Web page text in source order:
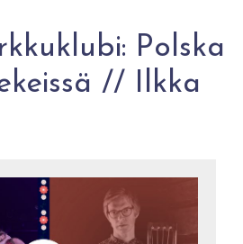
Polska
// Ilkka